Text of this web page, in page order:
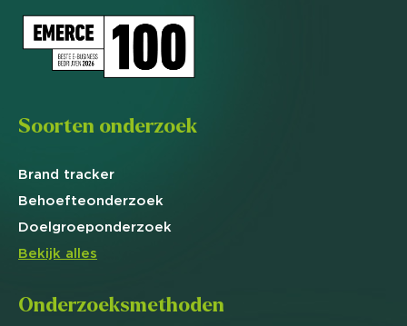
Soorten onderzoek
Brand tracker
Behoefteonderzoek
Doelgroeponderzoek
Bekijk alles
Onderzoeksmethoden